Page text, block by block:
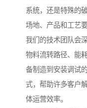
系统，还是特殊的
场地、产品和工艺
我们的技术团队会
物料流转路径、能
备制造到安装调试
式，帮助许多客户
体运营效率。